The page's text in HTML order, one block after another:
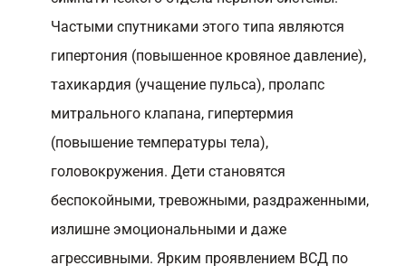
Частыми спутниками этого типа являются
гипертония (повышенное кровяное давление),
тахикардия (учащение пульса), пролапс
митрального клапана, гипертермия
(повышение температуры тела),
головокружения. Дети становятся
беспокойными, тревожными, раздраженными,
излишне эмоциональными и даже
агрессивными. Ярким проявлением ВСД по